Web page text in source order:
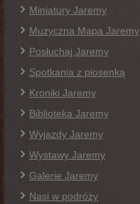
Miniatury Jaremy
Muzyczna Mapa Jaremy
Posłuchaj Jaremy
Spotkania z piosenką
Kroniki Jaremy
Biblioteka Jaremy
Wyjazdy Jaremy
Wystawy Jaremy
Galerie Jaremy
Nasi w podróży